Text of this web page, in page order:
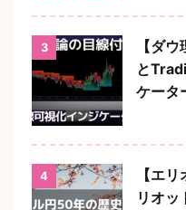
3
【ダ
と
ケータ
4
【エ
リオッ